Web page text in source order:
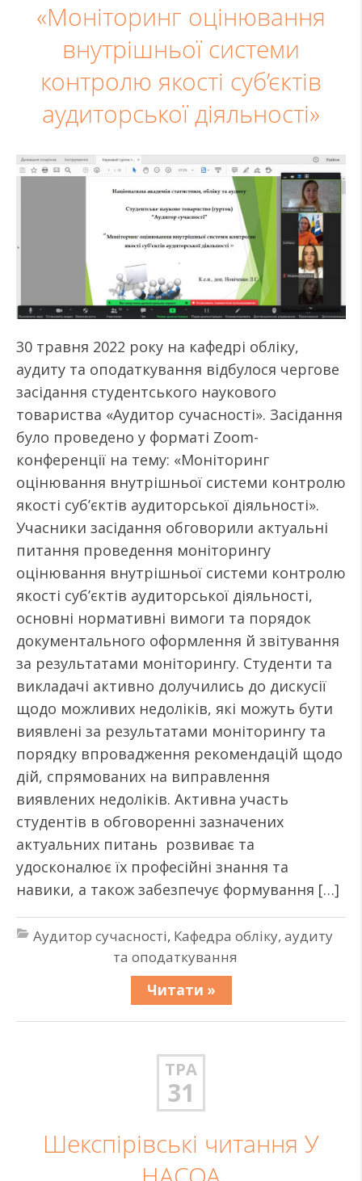
«Моніторинг оцінювання
внутрішньої системи
контролю якості суб’єктів
аудиторської діяльності»
30 травня 2022 року на кафедрі обліку,
аудиту та оподаткування відбулося чергове
засідання студентського наукового
товариства «Аудитор сучасності». Засідання
було проведено у форматі Zoom-
конференції на тему: «Моніторинг
оцінювання внутрішньої системи контролю
якості суб’єктів аудиторської діяльності».
Учасники засідання обговорили актуальні
питання проведення моніторингу
оцінювання внутрішньої системи контролю
якості суб’єктів аудиторської діяльності,
основні нормативні вимоги та порядок
документального оформлення й звітування
за результатами моніторингу. Студенти та
викладачі активно долучились до дискусії
щодо можливих недоліків, які можуть бути
виявлені за результатами моніторингу та
порядку впровадження рекомендацій щодо
дій, спрямованих на виправлення
виявлених недоліків. Активна участь
студентів в обговоренні зазначених
актуальних питань розвиває та
удосконалює їх професійні знання та
навики, а також забезпечує формування […]
Аудитор сучасності, Кафедра обліку, аудиту
та оподаткування
Читати »
ТРА
31
Шекспірівські читання У